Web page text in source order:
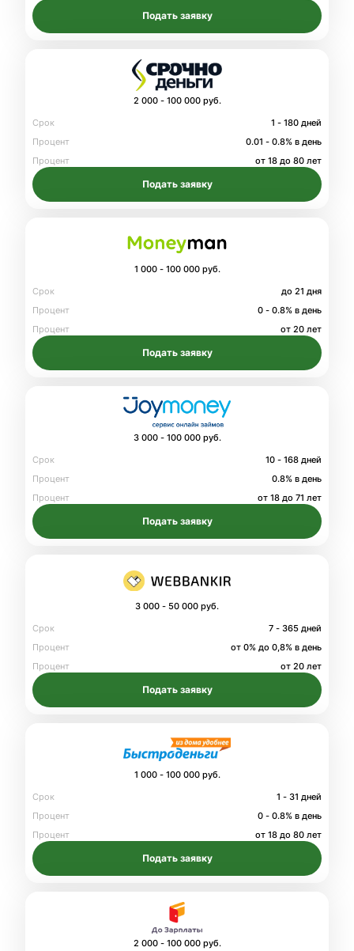
Подать заявку
2 000 - 100 000 руб.
Срок
1 - 180 дней
Процент
0.01 - 0.8% в день
Процент
от 18 до 80 лет
Подать заявку
1 000 - 100 000 руб.
Срок
до 21 дня
Процент
0 - 0.8% в день
Процент
от 20 лет
Подать заявку
3 000 - 100 000 руб.
Срок
10 - 168 дней
Процент
0.8% в день
Процент
от 18 до 71 лет
Подать заявку
3 000 - 50 000 руб.
Срок
7 - 365 дней
Процент
от 0% до 0,8% в день
Процент
от 20 лет
Подать заявку
1 000 - 100 000 руб.
Срок
1 - 31 дней
Процент
0 - 0.8% в день
Процент
от 18 до 80 лет
Подать заявку
2 000 - 100 000 руб.